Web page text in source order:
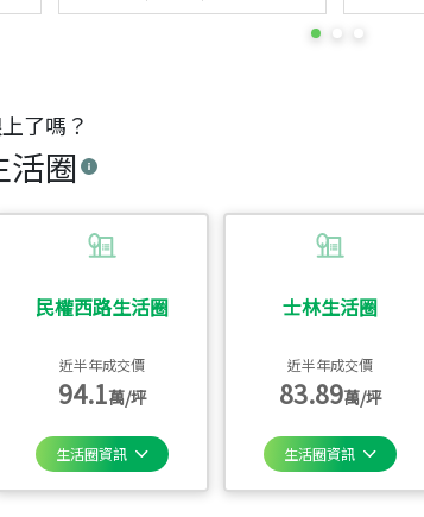
了嗎？
活圈
民權西路生活圈
近半年成交價
94.1萬/坪
生活圈資訊
士林生活圈
近半年成交價
83.89萬/坪
生活圈資訊